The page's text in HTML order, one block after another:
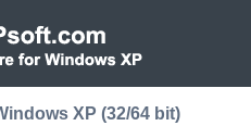
XP (32/64 bit)